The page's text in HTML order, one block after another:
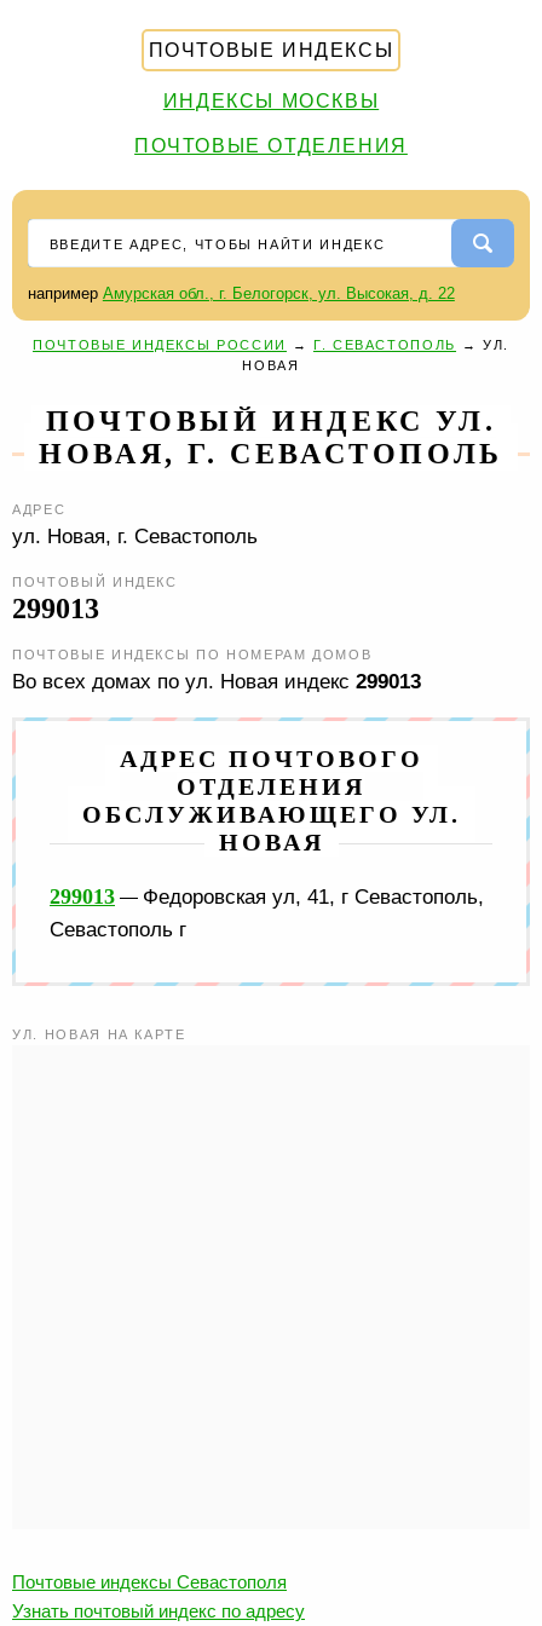
ПОЧТОВЫЕ ИНДЕКСЫ
ИНДЕКСЫ МОСКВЫ
ПОЧТОВЫЕ ОТДЕЛЕНИЯ
например Амурская обл., г. Белогорск, ул. Высокая, д. 22
ПОЧТОВЫЕ ИНДЕКСЫ РОССИИ → Г. СЕВАСТОПОЛЬ → УЛ.
НОВАЯ
ПОЧТОВЫЙ ИНДЕКС УЛ.
НОВАЯ, Г. СЕВАСТОПОЛЬ
АДРЕС
ул. Новая, г. Севастополь
ПОЧТОВЫЙ ИНДЕКС
299013
ПОЧТОВЫЕ ИНДЕКСЫ ПО НОМЕРАМ ДОМОВ
Во всех домах по ул. Новая индекс 299013
АДРЕС ПОЧТОВОГО
ОТДЕЛЕНИЯ
ОБСЛУЖИВАЮЩЕГО УЛ.
НОВАЯ
299013 — Федоровская ул, 41, г Севастополь,
Севастополь г
УЛ. НОВАЯ НА КАРТЕ
Почтовые индексы Севастополя
Узнать почтовый индекс по адресу